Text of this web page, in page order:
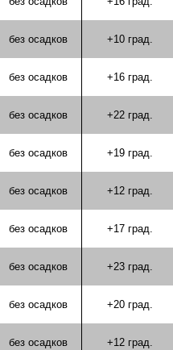
без осадков +10 град.
без осадков +16 град.
без осадков +22 град.
без осадков +19 град.
без осадков +12 град.
без осадков +17 град.
без осадков +23 град.
без осадков +20 град.
без осадков +12 град.